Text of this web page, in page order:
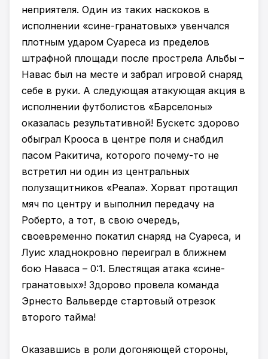
неприятеля. Один из таких наскоков в
исполнении «сине-гранатовых» увенчался
плотным ударом Суареса из пределов
штрафной площади после прострела Альбы –
Навас был на месте и забрал игровой снаряд
себе в руки. А следующая атакующая акция в
исполнении футболистов «Барселоны»
оказалась результативной! Бускетс здорово
обыграл Крооса в центре поля и снабдил
пасом Ракитича, которого почему-то не
встретил ни один из центральных
полузащитников «Реала». Хорват протащил
мяч по центру и выполнил передачу на
Роберто, а тот, в свою очередь,
своевременно покатил снаряд на Суареса, и
Луис хладнокровно переиграл в ближнем
бою Наваса – 0:1. Блестящая атака «сине-
гранатовых»! Здорово провела команда
Эрнесто Вальверде стартовый отрезок
второго тайма!
Оказавшись в роли догоняющей стороны,